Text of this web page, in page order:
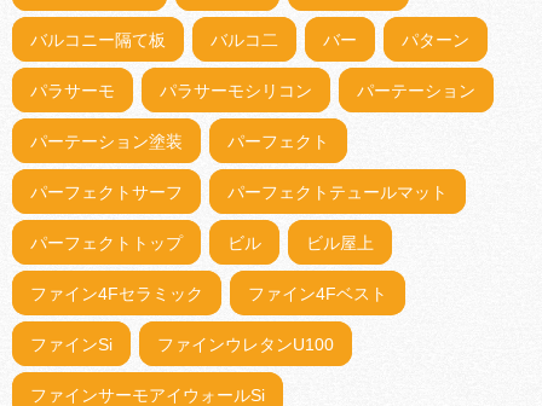
バルコニー隔て板 バルコ二 バー パターン
パラサーモ パラサーモシリコン パーテーション
パーテーション塗装 パーフェクト
パーフェクトサーフ パーフェクトテュールマット
パーフェクトトップ ビル ビル屋上
ファイン4Fセラミック ファイン4Fベスト
ファインSi ファインウレタンU100
ファインサーモアイウォールSi